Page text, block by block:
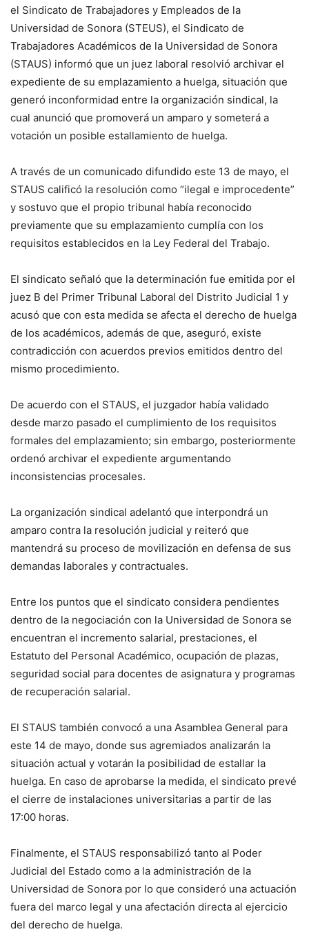
el Sindicato de Trabajadores y Empleados de la
Universidad de Sonora (STEUS), el Sindicato de
Trabajadores Académicos de la Universidad de Sonora
(STAUS) informó que un juez laboral resolvió archivar el
expediente de su emplazamiento a huelga, situación que
generó inconformidad entre la organización sindical, la
cual anunció que promoverá un amparo y someterá a
votación un posible estallamiento de huelga.
A través de un comunicado difundido este 13 de mayo, el
STAUS calificó la resolución como “ilegal e improcedente”
y sostuvo que el propio tribunal había reconocido
previamente que su emplazamiento cumplía con los
requisitos establecidos en la Ley Federal del Trabajo.
El sindicato señaló que la determinación fue emitida por el
juez B del Primer Tribunal Laboral del Distrito Judicial 1 y
acusó que con esta medida se afecta el derecho de huelga
de los académicos, además de que, aseguró, existe
contradicción con acuerdos previos emitidos dentro del
mismo procedimiento.
De acuerdo con el STAUS, el juzgador había validado
desde marzo pasado el cumplimiento de los requisitos
formales del emplazamiento; sin embargo, posteriormente
ordenó archivar el expediente argumentando
inconsistencias procesales.
La organización sindical adelantó que interpondrá un
amparo contra la resolución judicial y reiteró que
mantendrá su proceso de movilización en defensa de sus
demandas laborales y contractuales.
Entre los puntos que el sindicato considera pendientes
dentro de la negociación con la Universidad de Sonora se
encuentran el incremento salarial, prestaciones, el
Estatuto del Personal Académico, ocupación de plazas,
seguridad social para docentes de asignatura y programas
de recuperación salarial.
El STAUS también convocó a una Asamblea General para
este 14 de mayo, donde sus agremiados analizarán la
situación actual y votarán la posibilidad de estallar la
huelga. En caso de aprobarse la medida, el sindicato prevé
el cierre de instalaciones universitarias a partir de las
17:00 horas.
Finalmente, el STAUS responsabilizó tanto al Poder
Judicial del Estado como a la administración de la
Universidad de Sonora por lo que consideró una actuación
fuera del marco legal y una afectación directa al ejercicio
del derecho de huelga.